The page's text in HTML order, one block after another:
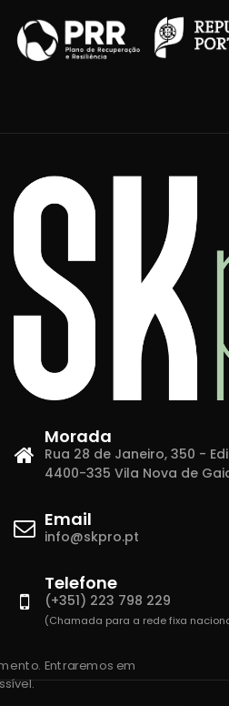
Morada
Rua 28 de Janeiro, 350 -
4400-335 Vila Nova de
Email
info@skpro.pt
Telefone
(+351) 223 798 229
(Chamada para a rede fixa
Entraremos em